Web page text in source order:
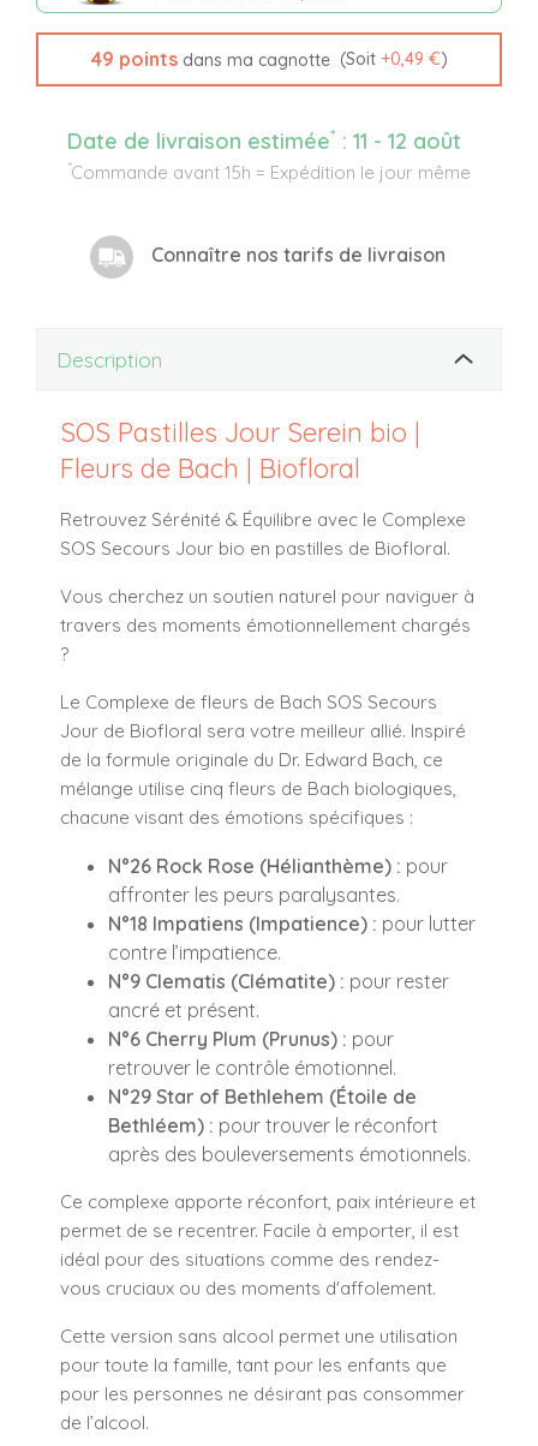
49 pointsdans ma cagnotte (Soit +0,49 €)
Date de livraison estimée* : 11 - 12 août
*Commande avant 15h = Expédition le jour même
Connaître nos tarifs de livraison
Description
SOS Pastilles Jour Serein bio |
Fleurs de Bach | Biofloral
Retrouvez Sérénité & Équilibre avec le Complexe
SOS Secours Jour bio en pastilles de Biofloral.
Vous cherchez un soutien naturel pour naviguer à
travers des moments émotionnellement chargés
?
Le Complexe de fleurs de Bach SOS Secours
Jour de Biofloral sera votre meilleur allié. Inspiré
de la formule originale du Dr. Edward Bach, ce
mélange utilise cinq fleurs de Bach biologiques,
chacune visant des émotions spécifiques :
N°26 Rock Rose (Hélianthème) : pour
affronter les peurs paralysantes.
N°18 Impatiens (Impatience) : pour lutter
contre l’impatience.
N°9 Clematis (Clématite) : pour rester
ancré et présent.
N°6 Cherry Plum (Prunus) : pour
retrouver le contrôle émotionnel.
N°29 Star of Bethlehem (Étoile de
Bethléem) : pour trouver le réconfort
après des bouleversements émotionnels.
Ce complexe apporte réconfort, paix intérieure et
permet de se recentrer. Facile à emporter, il est
idéal pour des situations comme des rendez-
vous cruciaux ou des moments d'affolement.
Cette version sans alcool permet une utilisation
pour toute la famille, tant pour les enfants que
pour les personnes ne désirant pas consommer
de l’alcool.